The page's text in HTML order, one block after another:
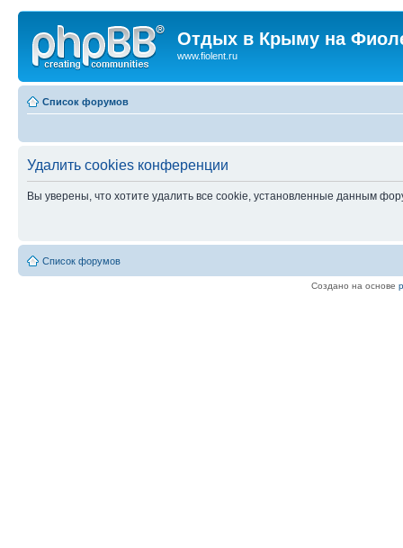
Отдых в Крыму на
www.fiolent.ru
Список форумов
Удалить cookies конференции
Вы уверены, что хотите удалить все cookie, установленные данным
Список форумов
Создано на основе